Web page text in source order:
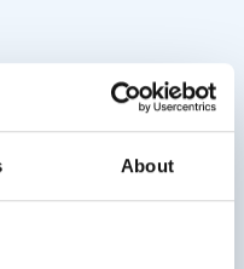
About
Test
10)